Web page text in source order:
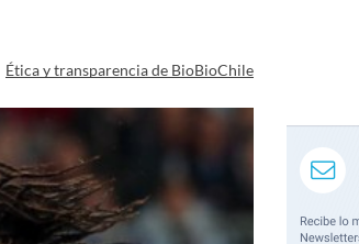
Ética y transparencia de BioBioChile